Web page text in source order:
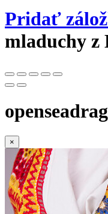
Pridať
mladuchy z
×